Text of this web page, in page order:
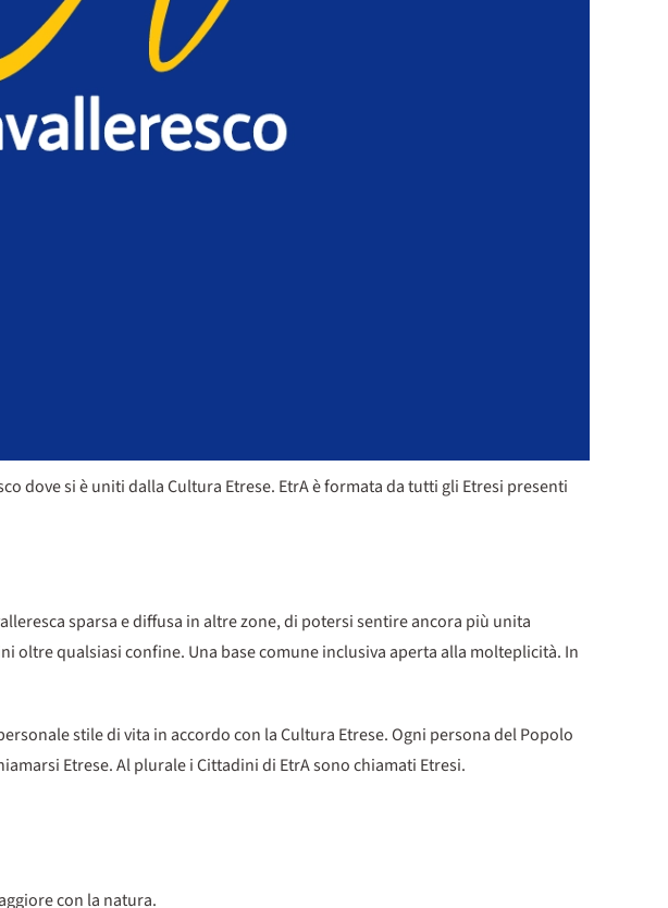
dove si è uniti dalla Cultura Etrese. EtrA è formata da tutti gli Etresi presenti
sparsa e diffusa in altre zone, di potersi sentire ancora più unita
qualsiasi confine. Una base comune inclusiva aperta alla molteplicità. In
stile di vita in accordo con la Cultura Etrese. Ogni persona del Popolo
Etrese. Al plurale i Cittadini di EtrA sono chiamati Etresi.
con la natura.